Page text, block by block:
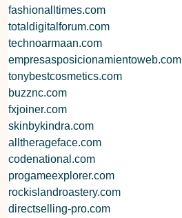
fashionalltimes.com
totaldigitalforum.com
technoarmaan.com
empresasposicionamientoweb.com
tonybestcosmetics.com
buzznc.com
fxjoiner.com
skinbykindra.com
alltherageface.com
codenational.com
progameexplorer.com
rockislandroastery.com
directselling-pro.com